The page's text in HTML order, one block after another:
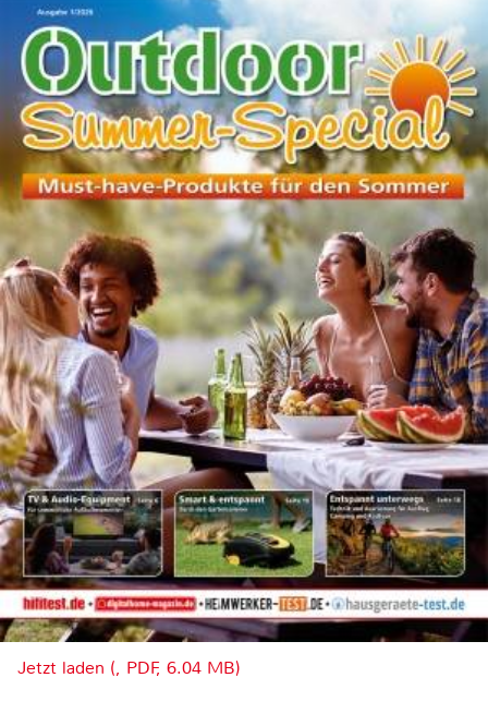
Jetzt laden (, PDF, 6.04 MB)